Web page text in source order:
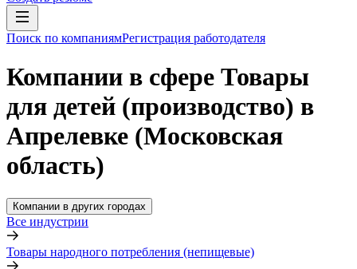
Поиск по компаниямРегистрация работодателя
Компании в сфере Товары
для детей (производство) в
Апрелевке (Московская
область)
Компании в других городах
Все индустрии
Товары народного потребления (непищевые)